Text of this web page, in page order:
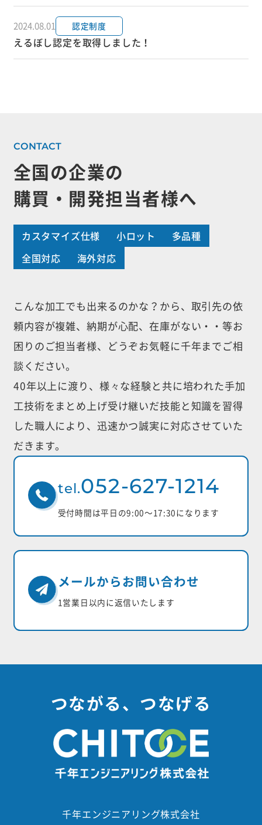
2024.08.01 認定制度
えるぼし認定を取得しました！
全国の企業の
購買・開発担当者様へ
カスタマイズ仕様 小ロット
多品種
全国対応
海外対応
こんな加工でも出来るのかな？から、取引先の依
頼内容が複雑、納期が心配、 在庫がない・・等お
困りのご担当者様、どうぞお気軽に千年までご相
談ください。
40年以上に渡り、様々な経験と共に培われた手加
工技術をまとめ上げ受け継いだ技能と知識を習得
した職人により、迅速かつ誠実に対応させていた
だきます。
tel.052-627-1214
受付時間は平日の9:00〜17:30になります
メールからお問い合わせ
1営業日以内に返信いたします
つながる、つなげる
千年エンジニアリング株式会社